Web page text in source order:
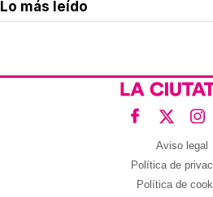
Lo más leído
Aviso legal
Política de
Política de